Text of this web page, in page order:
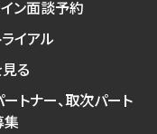
ン面談予約
イアル
る
トナー、取次パート
集